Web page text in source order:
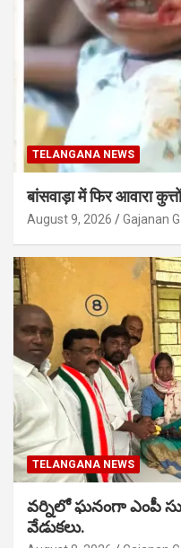
TELANGANA NEWS
बांसवाड़ा में फिर आवारा
August 9, 2026 Gajanan
TELANGANA NEWS
వర్నిలో ఘనంగా ఎంపీ
వేడుకలు.